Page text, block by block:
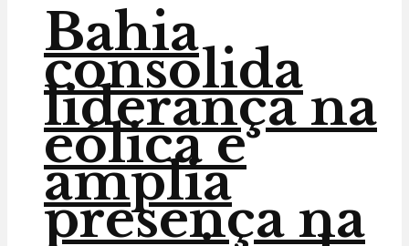
Bahia
consolida
liderança na
eólica e
amplia
presença na